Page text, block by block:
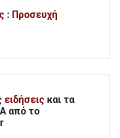
: Προσευχή
ειδήσεις και τα
από το